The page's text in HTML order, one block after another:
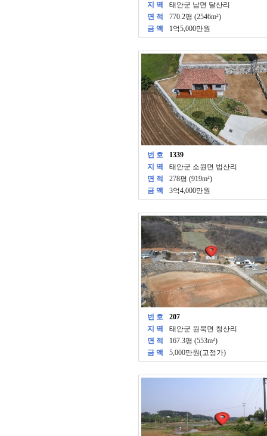
지 역
태안군 남면 달산리
면 적
770.2평 (2546m²)
금 액
1억5,000만원
번 호
1339
지 역
태안군 소원면 법산리
면 적
278평 (919m²)
금 액
3억4,000만원
번 호
207
지 역
태안군 원북면 청산리
면 적
167.3평 (553m²)
금 액
5,000만원(고정가)